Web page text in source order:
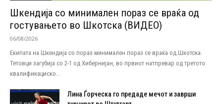
Шкендија со минимален пораз се враќа од
гостувањето во Шкотска (ВИДЕО)
06/08/2026
Екипата на Шкендија со пораз минимален пораз се враќа од Шкотска.
Тетовци загубија со 2-1 од Хибернијан, во првиот натпревар од третото
квалификациско...
Лина Ѓорческа го предаде мечот и заврши